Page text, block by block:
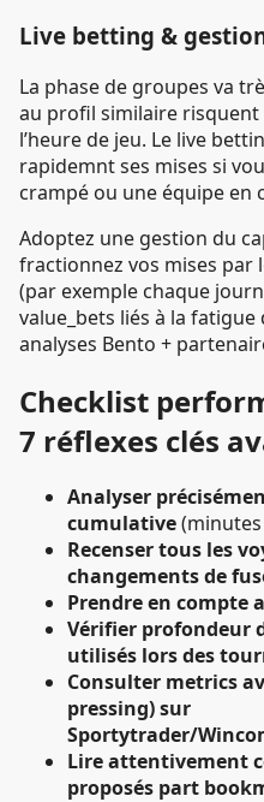
Live betting &
La phase de groupes va
au profil similaire risquent
l’heure de jeu. Le live
rapidemnt ses mises si
crampé ou une équipe en
Adoptez une gestion du
fractionnez vos mises par
(par exemple chaque
value_bets liés à la
analyses Bento +
Checklist
7 réflexes clés
Analyser
cumulative
Recenser tous les
changements de
Prendre en compte
Vérifier profondeur
utilisés lors des
Consulter metrics
pressing) sur
Sportytrader/
Lire attentivement
proposés part